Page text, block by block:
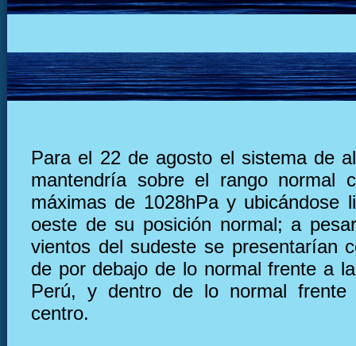
Para el 22 de agosto el sistema de
mantendría sobre el rango normal
máximas de 1028hPa y ubicándose
oeste de su posición normal; a
vientos del sudeste se presentarían
de por debajo de lo normal frente a
Perú, y dentro de lo normal
centro.